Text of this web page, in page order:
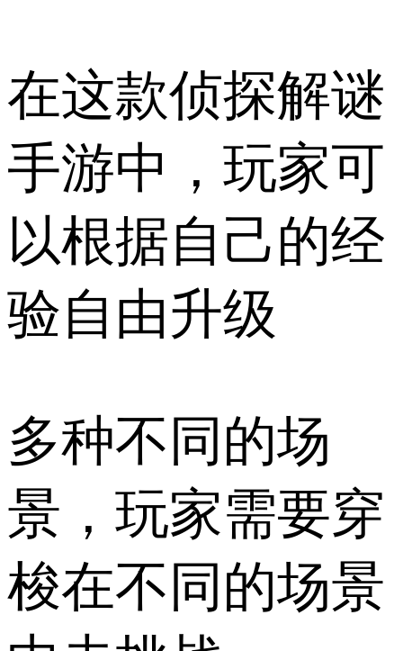
在这款侦探解谜
手游中，玩家可
以根据自己的经
验自由升级
多种不同的场
景，玩家需要穿
梭在不同的场景